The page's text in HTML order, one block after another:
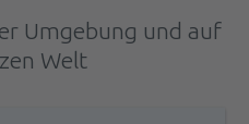
Umgebung und auf
Welt